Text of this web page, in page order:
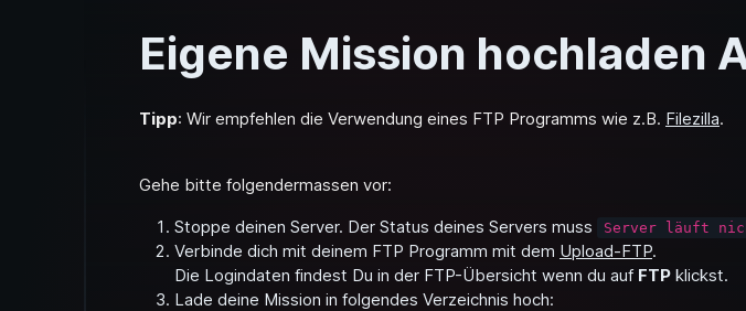
Eigene Mission hochladen
Tipp: Wir empfehlen die Verwendung eines FTP Programms wie z.B. Filezilla.
Gehe bitte folgendermassen vor:
Stoppe deinen Server. Der Status deines Servers muss
Server läuft
Verbinde dich mit deinem FTP Programm mit dem Upload-FTP.
Die Logindaten findest Du in der FTP-Übersicht wenn du auf FTP klickst.
Lade deine Mission in folgendes Verzeichnis hoch: